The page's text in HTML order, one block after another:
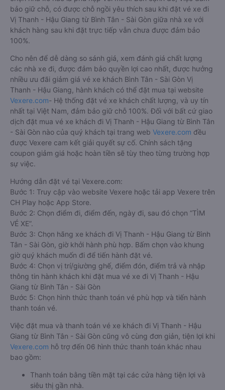
bảo giữ chỗ, có được chỗ ngồi yêu thích sau khi đặt vé xe đi
Vị Thanh - Hậu Giang từ Bình Tân - Sài Gòn giữa nhà xe với
khách hàng sau khi đặt trực tiếp vẫn chưa được đảm bảo
100%.
Cho nên để dễ dàng so sánh giá, xem đánh giá chất lượng
các nhà xe đi, được đảm bảo quyền lợi cao nhất, được hưởng
nhiều ưu đãi giảm giá vé xe khách Bình Tân - Sài Gòn Vị
Thanh - Hậu Giang, hành khách có thể đặt mua tại website
Vexere.com- Hệ thống đặt vé xe khách chất lượng, và uy tín
nhất tại Việt Nam, đảm bảo giữ chỗ 100%. Đối với bất cứ giao
dịch đặt mua vé xe khách đi Vị Thanh - Hậu Giang từ Bình Tân
- Sài Gòn nào của quý khách tại trang web Vexere.com đều
được Vexere cam kết giải quyết sự cố. Chính sách tặng
coupon giảm giá hoặc hoàn tiền sẽ tùy theo từng trường hợp
sự việc.
Hướng dẫn đặt vé tại Vexere.com:
Bước 1: Truy cập vào website Vexere hoặc tải app Vexere trên
CH Play hoặc App Store.
Bước 2: Chọn điểm đi, điểm đến, ngày đi, sau đó chọn “TÌM
VÉ XE”.
Bước 3: Chọn hãng xe khách đi Vị Thanh - Hậu Giang từ Bình
Tân - Sài Gòn, giờ khởi hành phù hợp. Bấm chọn vào khung
giờ quý khách muốn đi để tiến hành đặt vé.
Bước 4: Chọn vị trí/giường ghế, điểm đón, điểm trả và nhập
thông tin hành khách khi đặt mua vé xe đi Vị Thanh - Hậu
Giang từ Bình Tân - Sài Gòn
Bước 5: Chọn hình thức thanh toán vé phù hợp và tiến hành
thanh toán vé.
Việc đặt mua và thanh toán vé xe khách đi Vị Thanh - Hậu
Giang từ Bình Tân - Sài Gòn cũng vô cùng đơn giản, tiện lợi khi
Vexere.com hỗ trợ đến 06 hình thức thanh toán khác nhau
bao gồm:
Thanh toán bằng tiền mặt tại các cửa hàng tiện lợi và
siêu thị gần nhà.